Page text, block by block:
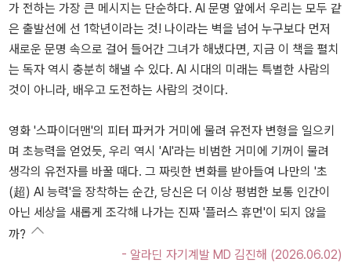
가 전하는 가장 큰 메시지는 단순하다. AI 문명 앞에서 우리는 모두 같
은 출발선에 선 1학년이라는 것! 나이라는 벽을 넘어 누구보다 먼저
새로운 문명 속으로 걸어 들어간 그녀가 해냈다면, 지금 이 책을 펼치
는 독자 역시 충분히 해낼 수 있다. AI 시대의 미래는 특별한 사람의
것이 아니라, 배우고 도전하는 사람의 것이다.
영화 '스파이더맨'의 피터 파커가 거미에 물려 유전자 변형을 일으키
며 초능력을 얻었듯, 우리 역시 'AI'라는 비범한 거미에 기꺼이 물려
생각의 유전자를 바꿀 때다. 그 짜릿한 변화를 받아들여 나만의 '초
(超) AI 능력'을 장착하는 순간, 당신은 더 이상 평범한 보통 인간이
아닌 세상을 새롭게 조각해 나가는 진짜 '플러스 휴먼'이 되지 않을
까?
- 알라딘 자기계발 MD 김진해 (2026.06.02)